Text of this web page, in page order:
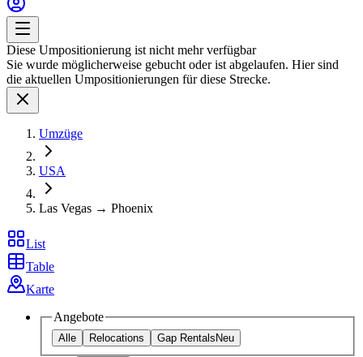
Diese Umpositionierung ist nicht mehr verfügbar
Sie wurde möglicherweise gebucht oder ist abgelaufen. Hier sind
die aktuellen Umpositionierungen für diese Strecke.
Umzüge
USA
Las Vegas → Phoenix
List
Table
Karte
Angebote
Alle Relocations Gap Rentals Neu